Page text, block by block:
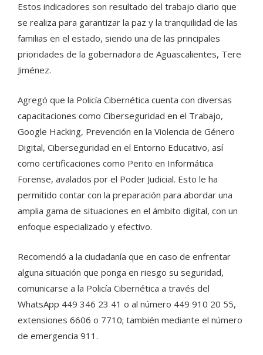
Estos indicadores son resultado del trabajo diario que
se realiza para garantizar la paz y la tranquilidad de las
familias en el estado, siendo una de las principales
prioridades de la gobernadora de Aguascalientes, Tere
Jiménez.
Agregó que la Policía Cibernética cuenta con diversas
capacitaciones como Ciberseguridad en el Trabajo,
Google Hacking, Prevención en la Violencia de Género
Digital, Ciberseguridad en el Entorno Educativo, así
como certificaciones como Perito en Informática
Forense, avalados por el Poder Judicial. Esto le ha
permitido contar con la preparación para abordar una
amplia gama de situaciones en el ámbito digital, con un
enfoque especializado y efectivo.
Recomendó a la ciudadanía que en caso de enfrentar
alguna situación que ponga en riesgo su seguridad,
comunicarse a la Policía Cibernética a través del
WhatsApp 449 346 23 41 o al número 449 910 20 55,
extensiones 6606 o 7710; también mediante el número
de emergencia 911.